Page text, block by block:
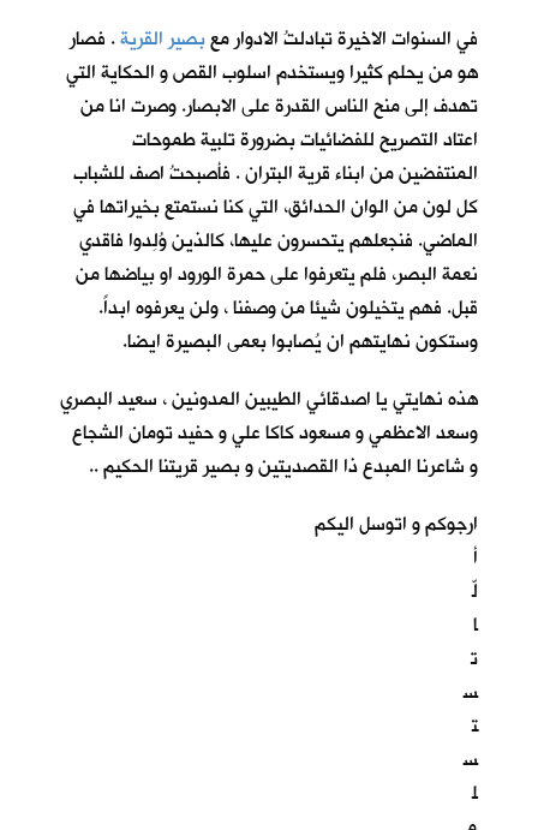
في السنوات الاخيرة تبادلتُ الادوار معبصير القرية. فصار
هو من يحلم كثيرا ويستخدم اسلوب القص و الحكاية التي
تهدف إلى منح الناس القدرة على الابصار. وصرت انا من
اعتاد التصريح للفضائيات بضرورة تلبية طموحات
المنتفضين من ابناء قرية البتران . فأصبحتُ اصف للشباب
كل لون من الوان الحدائق، التي كنا نستمتع بخيراتها في
الماضي. فنجعلهم يتحسرون عليها، كالذين وُلِدوا فاقدي
نعمة البصر، فلم يتعرفوا على حمرة الورود او بياضها من
قبل. فهم يتخيلون شيئا من وصفنا ، ولن يعرفوه ابداً.
وستكون نهايتهم ان يُصابوا بعمى البصيرة ايضا.
هذه نهايتي يا اصدقائي الطيبين المدونين ، سعيد البصري
وسعد الاعظمي و مسعود كاكا علي و حفيد تومان الشجاع
و شاعرنا المبدع ذا القصديتين و بصير قريتنا الحكيم ..
ارجوكم و اتوسل اليكم
أ
لّ
ا
ت
س
ت
س
ل